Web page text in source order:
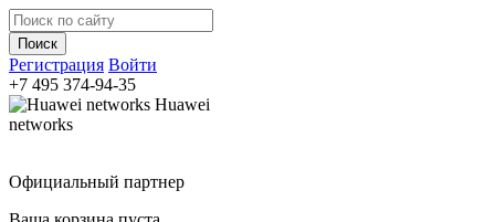
Регистрация Войти
+7 495 374-94-35
Huawei
networks
Официальный партнер